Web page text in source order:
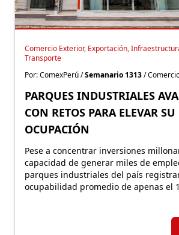
Comercio Exterior, Exportación,
Transporte
Por: ComexPerú /Semanario 1313/
PARQUES INDUSTRIALES
CON RETOS PARA ELEVAR SU
OCUPACIÓN
Pese a concentrar inversiones
capacidad de generar miles de
parques industriales del país
ocupabilidad promedio de apenas el